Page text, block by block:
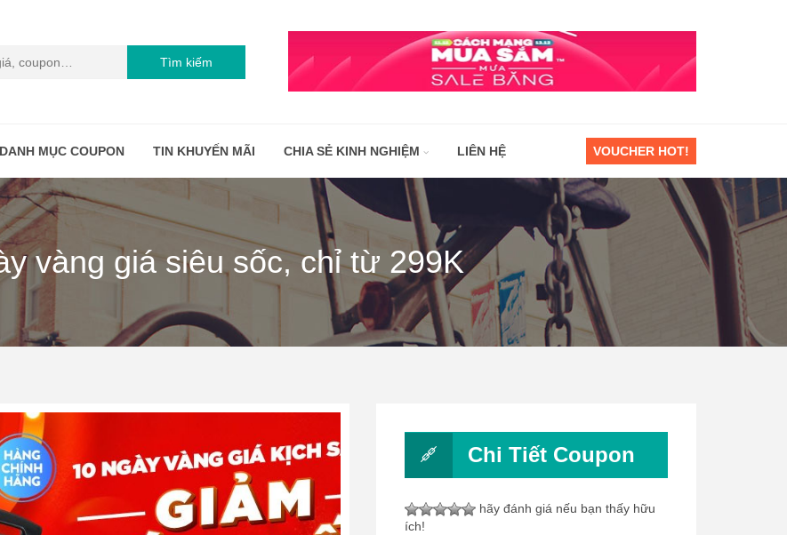
Tìm kiếm
DANH MỤC COUPON TIN KHUYẾN MÃI CHIA SẺ KINH NGHIỆM LIÊN HỆ VOUCHER HOT!
vàng giá siêu sốc, chỉ từ 299K
Chi Tiết Coupon
hãy đánh giá nếu bạn thấy hữu
ích!